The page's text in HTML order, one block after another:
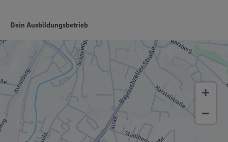
Dein Ausbildungsbetrieb